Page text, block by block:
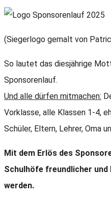
(Siegerlogo gemalt von
So lautet das diesjährige
Sponsorenlauf.
Und alle dürfen mitmachen:
Vorklasse, alle Klassen 1-4,
Schüler, Eltern, Lehrer, Oma
Mit dem Erlös des
Schulhöfe freundlicher
werden.